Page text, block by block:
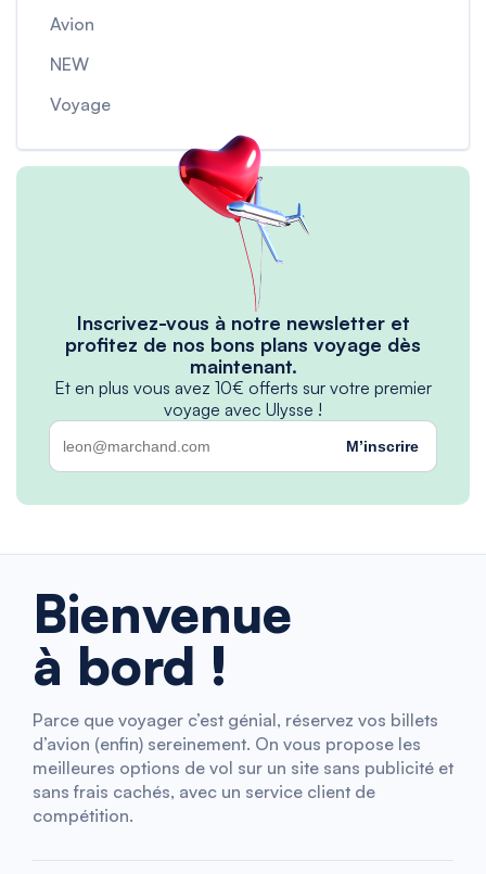
Avion
NEW
Voyage
Inscrivez-vous à notre newsletter et
profitez de nos bons plans voyage dès
maintenant.
Et en plus vous avez 10€ offerts sur votre premier
voyage avec Ulysse !
M’inscrire
Bienvenue
à bord !
Parce que voyager c’est génial, réservez vos billets
d’avion (enfin) sereinement. On vous propose les
meilleures options de vol sur un site sans publicité et
sans frais cachés, avec un service client de
compétition.